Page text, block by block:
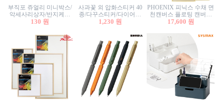
부직포 쥬얼리 미니박스/
악세사리상자/반지케이
스/반지상자/귀걸이상자/
130 원
사과꽃 외 압화스티커 40
종/다꾸스티커/다이어리
꾸미기/꽃스티커/자연물
1,230 원
PHOENIX 피닉스 수채 면
천캔버스 플로팅 캔버스
프레임세트 30x30cm/액자
17,600 원